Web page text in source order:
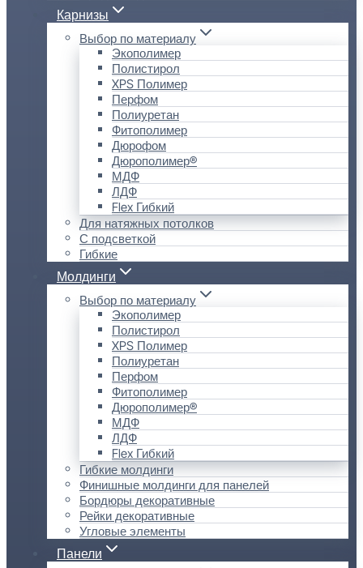
Карнизы
Выбор по материалу
Экополимер
Полистирол
XPS Полимер
Перфом
Полиуретан
Фитополимер
Дюрофом
Дюрополимер®
МДФ
ЛДФ
Flex Гибкий
Для натяжных потолков
С подсветкой
Гибкие
Молдинги
Выбор по материалу
Экополимер
Полистирол
XPS Полимер
Полиуретан
Перфом
Фитополимер
Дюрополимер®
МДФ
ЛДФ
Flex Гибкий
Гибкие молдинги
Финишные молдинги для панелей
Бордюры декоративные
Рейки декоративные
Угловые элементы
Панели